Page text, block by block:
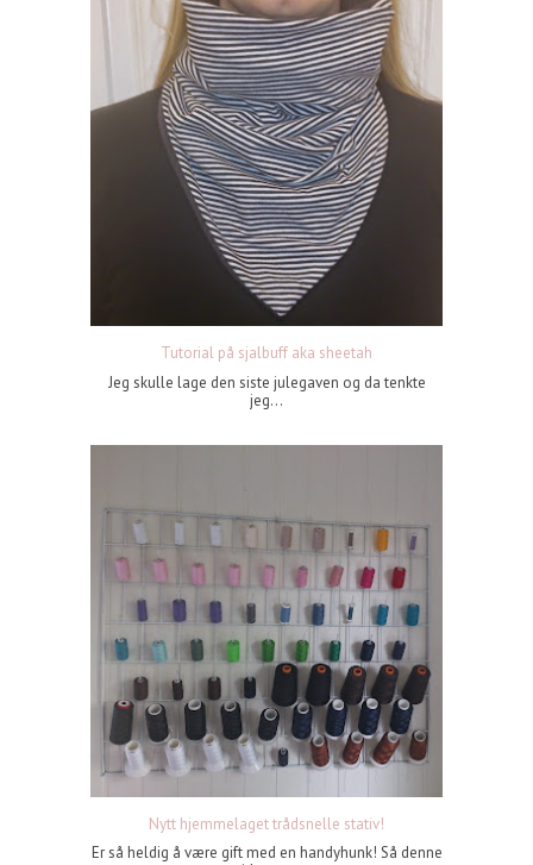
Tutorial på sjalbuff aka sheetah
Jeg skulle lage den siste julegaven og da tenkte
jeg...
Nytt hjemmelaget trådsnelle stativ!
Er så heldig å være gift med en handyhunk! Så denne